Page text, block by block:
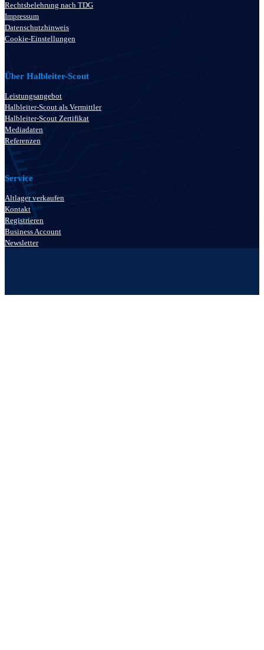
Rechtsbelehrung nach TDG
Impressum
Datenschutzhinweis
Cookie-Einstellungen
Über Halbleiter-Scout
Leistungsangebot
Halbleiter-Scout als Vermittler
Halbleiter-Scout Zertifikat
Mediadaten
Referenzen
Service
Altlager verkaufen
Kontakt
Registrieren
Business Account
Newsletter